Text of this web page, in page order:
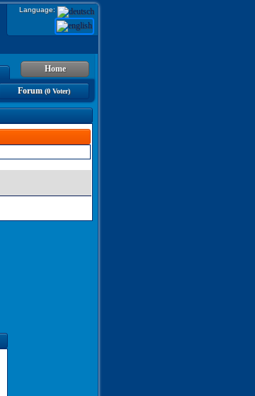
Language:
Home
Forum(0 Voter)